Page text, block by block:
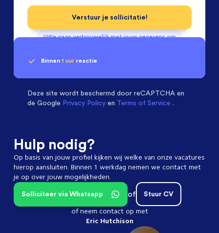
We gaan vertrouwelijk met jouw gegevens om
Verstuur je sollicitatie!
Binnen 1 uur reactie
Deze site wordt beschermd door reCAPTCHA en
de Google Privacy Policy en Terms of Service .
Hulp nodig?
Op basis van jouw profiel kijken wij welke van onze vacatures
hierop aansluiten. Binnen 1 werkdag nemen we contact met
je op over jouw mogelijkheden.
Stuur CV
of
Solliciteer via Whatsapp
of neem contact op met
Eric Hutchison